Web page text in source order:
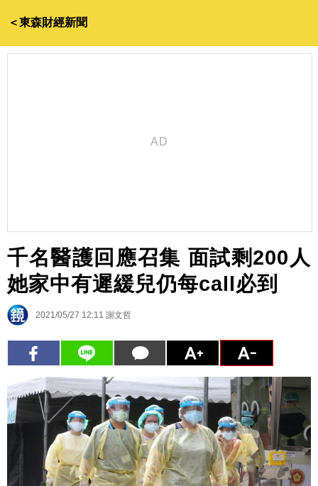
＜東森財經新聞
千名醫護回應召集 面試剩200人
她家中有遲緩兒仍每call必到
2021/05/27 12:11 謝文哲